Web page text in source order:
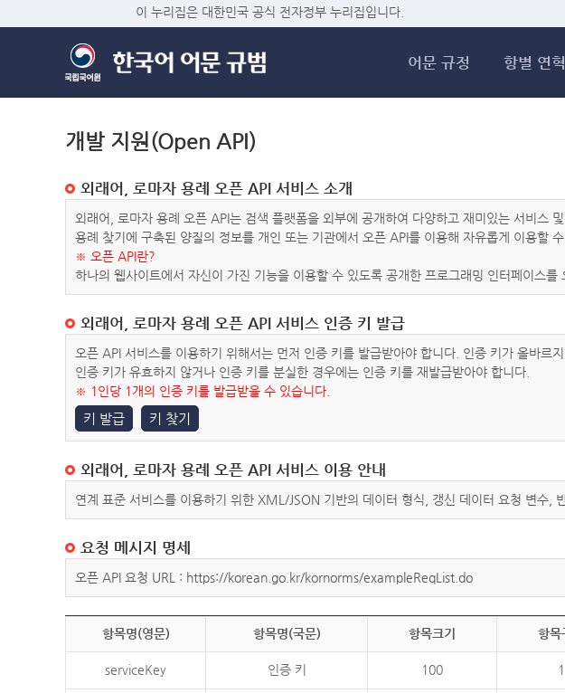
이 누리집은 대한민국 공식 전자정부 누리집입니다.
어문 규정 항별 연혁
개발 지원(Open API)
외래어, 로마자 용례 오픈 API 서비스 소개
외래어, 로마자 용례 오픈 API는 검색 플랫폼을 외부에 공개하여 다양하고 재미있는 서비스
용례 찾기에 구축된 양질의 정보를 개인 또는 기관에서 오픈 API를 이용해 자유롭게 이용할
※ 오픈 API란?
하나의 웹사이트에서 자신이 가진 기능을 이용할 수 있도록 공개한 프로그래밍 인터페이스를
외래어, 로마자 용례 오픈 API 서비스 인증 키 발급
오픈 API 서비스를 이용하기 위해서는 먼저 인증 키를 발급받아야 합니다. 인증 키가 올바르
인증 키가 유효하지 않거나 인증 키를 분실한 경우에는 인증 키를 재발급받아야 합니다.
※ 1인당 1개의 인증 키를 발급받을 수 있습니다.
키 발급 키 찾기
외래어, 로마자 용례 오픈 API 서비스 이용 안내
연계 표준 서비스를 이용하기 위한 XML/JSON 기반의 데이터 형식, 갱신 데이터 요청 변수,
요청 메시지 명세
오픈 API 요청 URL : https://korean.go.kr/kornorms/exampleReqList.do
항목명(영문) 항목명(국문) 항목크기 항목
serviceKey 인증 키 100 1